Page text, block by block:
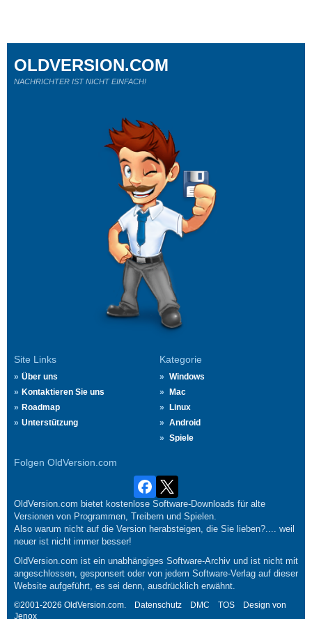
Site Links
Über uns
Kontaktieren Sie uns
Roadmap
Unterstützung
Kategorie
Windows
Mac
Linux
Android
Spiele
Folgen OldVersion.com
OLDVERSION.COM
NACHRICHTER IST NICHT EINFACH!
OldVersion.com bietet kostenlose Software-Downloads für alte
Versionen von Programmen, Treibern und Spielen.
Also warum nicht auf die Version herabsteigen, die Sie lieben?.... weil
neuer ist nicht immer besser!
OldVersion.com ist ein unabhängiges Software-Archiv und ist nicht mit
angeschlossen, gesponsert oder von jedem Software-Verlag auf dieser
Website aufgeführt, es sei denn, ausdrücklich erwähnt.
©2001-2026 OldVersion.com. Datenschutz DMC TOS
Design von
Jenox